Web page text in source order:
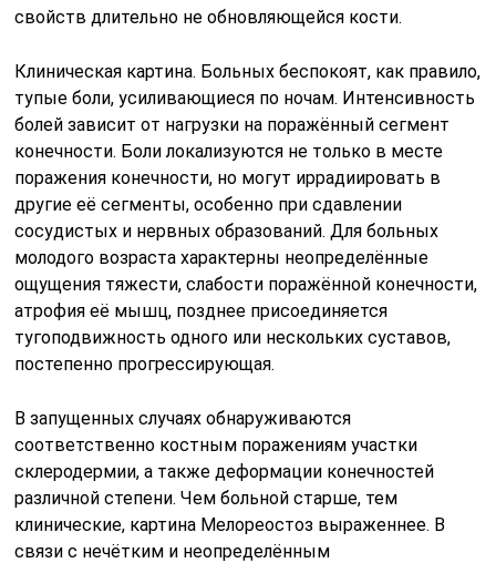
свойств длительно не обновляющейся кости.
Клиническая картина. Больных беспокоят, как правило,
тупые боли, усиливающиеся по ночам. Интенсивность
болей зависит от нагрузки на поражённый сегмент
конечности. Боли локализуются не только в месте
поражения конечности, но могут иррадиировать в
другие её сегменты, особенно при сдавлении
сосудистых и нервных образований. Для больных
молодого возраста характерны неопределённые
ощущения тяжести, слабости поражённой конечности,
атрофия её мышц, позднее присоединяется
тугоподвижность одного или нескольких суставов,
постепенно прогрессирующая.
В запущенных случаях обнаруживаются
соответственно костным поражениям участки
склеродермии, а также деформации конечностей
различной степени. Чем больной старше, тем
клинические, картина Мелореостоз выраженнее. В
связи с нечётким и неопределённым